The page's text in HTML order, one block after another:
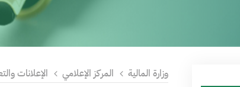
وزارة المالية المركز الإعلامي الإعلانات